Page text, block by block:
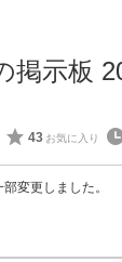
掲示板
43
変更しました。